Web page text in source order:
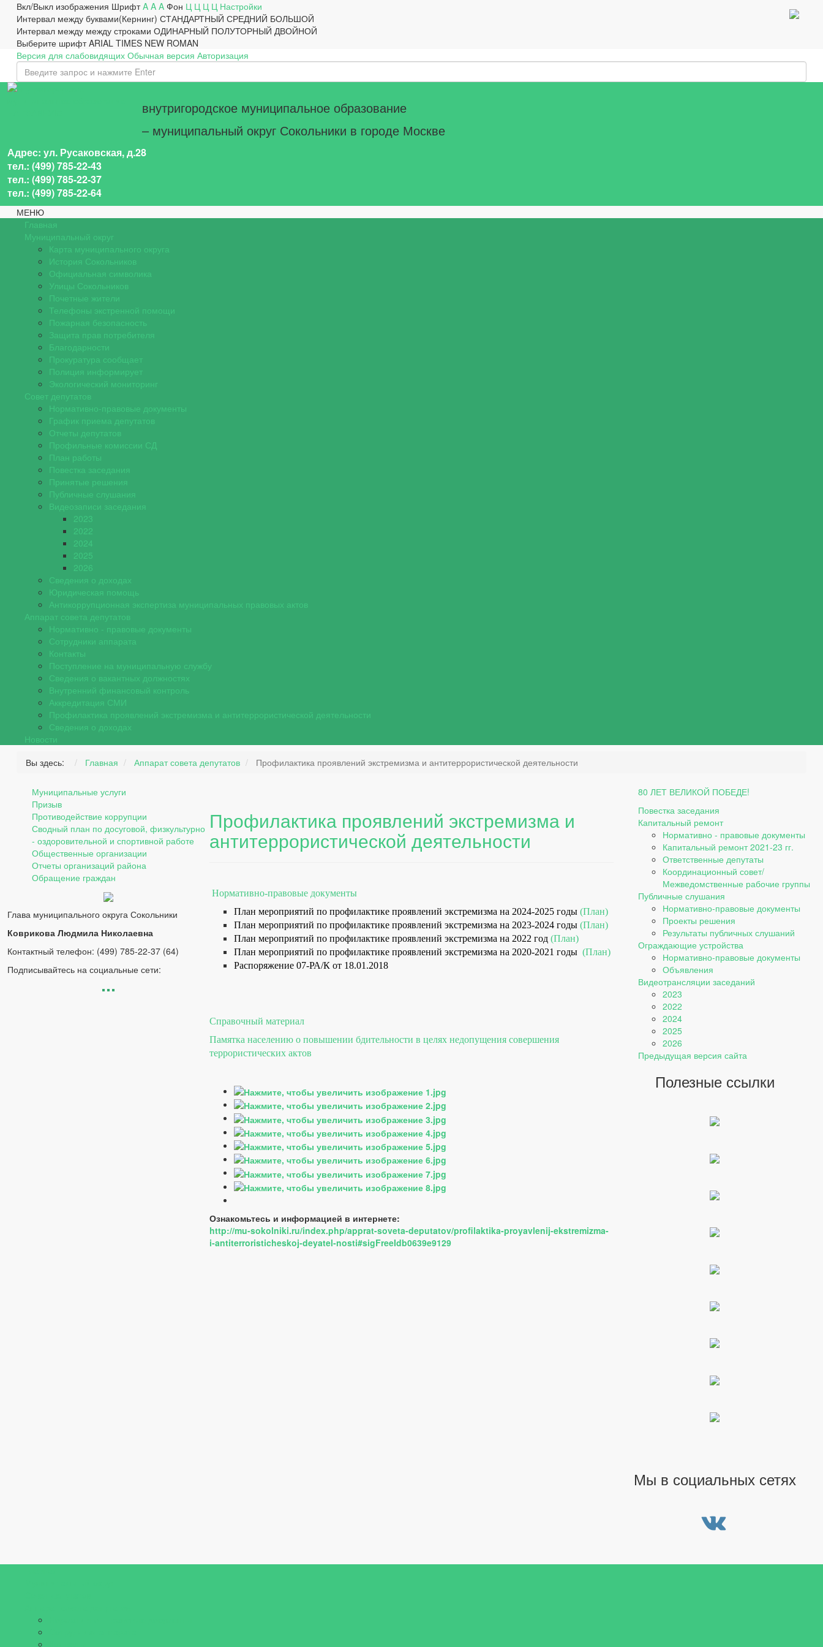
Вкл/Выкл изображения Шрифт A A A Фон Ц Ц Ц Ц Настройки
Интервал между буквами(Кернинг) СТАНДАРТНЫЙ СРЕДНИЙ БОЛЬШОЙ
Интервал между между строками ОДИНАРНЫЙ ПОЛУТОРНЫЙ ДВОЙНОЙ
Выберите шрифтARIAL TIMES NEW ROMAN
Версия для слабовидящих Обычная версия Авторизация
внутригородское муниципальное образование
– муниципальный округ Сокольники в городе Москве
Адрес: ул. Русаковская, д.28
тел.: (499) 785-22-43
тел.: (499) 785-22-37
тел.: (499) 785-22-64
МЕНЮ
Главная
Муниципальный округ
Карта муниципального округа
История Сокольников
Официальная символика
Улицы Сокольников
Почетные жители
Телефоны экстренной помощи
Пожарная безопасность
Защита прав потребителя
Благодарности
Прокуратура сообщает
Полиция информирует
Экологический мониторинг
Совет депутатов
Нормативно-правовые документы
График приема депутатов
Отчеты депутатов
Профильные комиссии СД
План работы
Повестка заседания
Принятые решения
Публичные слушания
Видеозаписи заседания
2023
2022
2024
2025
2026
Сведения о доходах
Юридическая помощь
Антикоррупционная экспертиза муниципальных правовых актов
Аппарат совета депутатов
Нормативно - правовые документы
Сотрудники аппарата
Контакты
Поступление на муниципальную службу
Сведения о вакантных должностях
Внутренний финансовый контроль
Аккредитация СМИ
Профилактика проявлений экстремизма и антитеррористической деятельности
Сведения о доходах
Новости
Вы здесь:
Главная Аппарат совета депутатов Профилактика проявлений экстремизма и антитеррористической деятельности
Муниципальные услуги
Призыв
Противодействие коррупции
Сводный план по досуговой, физкультурно
- оздоровительной и спортивной работе
Общественные организации
Отчеты организаций района
Обращение граждан
Глава муниципального округа Сокольники
Коврикова Людмила Николаевна
Контактный телефон: (499) 785-22-37 (64)
Подписывайтесь на социальные сети:
Профилактика проявлений экстремизма и
антитеррористической деятельности
Нормативно-правовые документы
План мероприятий по профилактике проявлений экстремизма на 2024-2025 годы (План)
План мероприятий по профилактике проявлений экстремизма на 2023-2024 годы (План)
План мероприятий по профилактике проявлений экстремизма на 2022 год (План)
План мероприятий по профилактике проявлений экстремизма на 2020-2021 годы (План)
Распоряжение 07-РА/К от 18.01.2018
Справочный материал
Памятка населению о повышении бдительности в целях недопущения совершения
террористических актов
Ознакомьтесь и информацией в интернете:
http://mu-sokolniki.ru/index.php/apprat-soveta-deputatov/profilaktika-proyavlenij-ekstremizma-
i-antiterroristicheskoj-deyatel-nosti#sigFreeIdb0639e9129
80 ЛЕТ ВЕЛИКОЙ ПОБЕДЕ!
Повестка заседания
Капитальный ремонт
Нормативно - правовые документы
Капитальный ремонт 2021-23 гг.
Ответственные депутаты
Координационный совет/
Межведомственные рабочие группы
Публичные слушания
Нормативно-правовые документы
Проекты решения
Результаты публичных слушаний
Ограждающие устройства
Нормативно-правовые документы
Объявления
Видеотрансляции заседаний
2023
2022
2024
2025
2026
Предыдущая версия сайта
Полезные ссылки
Мы в социальных сетях